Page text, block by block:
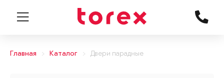
Главная Каталог Двери парадные